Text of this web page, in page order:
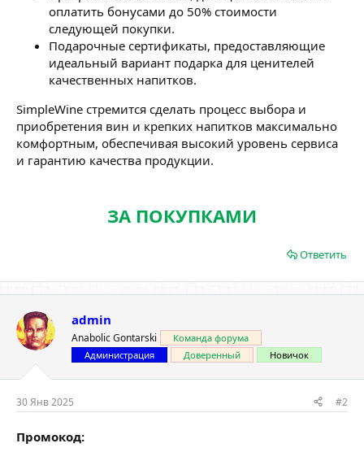
оплатить бонусами до 50% стоимости
следующей покупки.
Подарочные сертификаты, предоставляющие
идеальный вариант подарка для ценителей
качественных напитков.
SimpleWine стремится сделать процесс выбора и
приобретения вин и крепких напитков максимально
комфортным, обеспечивая высокий уровень сервиса
и гарантию качества продукции.
ЗА ПОКУПКАМИ
Ответить
admin
Anabolic Gontarski
Команда форума
Администрация
Доверенный Новичок
30 Янв 2025 #2
Промокод: